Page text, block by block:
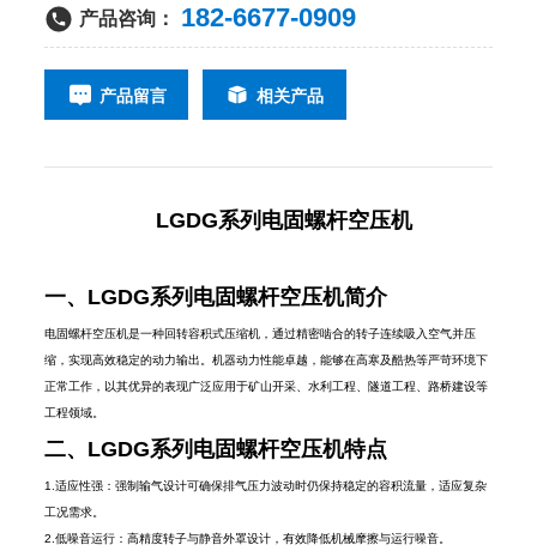
联系我们产品咨询： 182-6677-0909
产品留言 相关产品
LGDG系列电固螺杆空压机
一、LGDG系列电固螺杆空压机简介
电固螺杆空压机是一种回转容积式压缩机，通过精密啮合的转子连续吸入空气并压
缩，实现高效稳定的动力输出。机器动力性能卓越，能够在高寒及酷热等严苛环境下
正常工作，以其优异的表现广泛应用于矿山开采、水利工程、隧道工程、路桥建设等
工程领域。
二、LGDG系列电固螺杆空压机特点
1.适应性强：强制输气设计可确保排气压力波动时仍保持稳定的容积流量，适应复杂
工况需求。
2.低噪音运行‌：高精度转子与静音外罩设计，有效降低机械摩擦与运行噪音。